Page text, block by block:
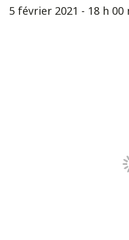
5 février 2021 - 18 h 00